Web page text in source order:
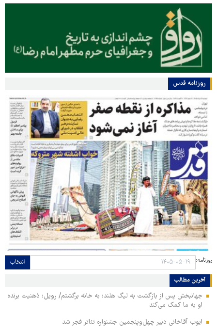
روزنامه قدس
روزنامه: انتخاب
آخرین مطالب
جهانبخش پس از بازگشت به لیگ هلند: به خانه برگشتم/ رویل: ذهنیت برنده
او به ما کمک می‌کند
ایوب آقاخانی دبیر چهل‌وپنجمین جشنواره تئاتر فجر شد